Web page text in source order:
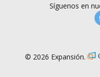
Síguenos en
© 2026 Expansión.